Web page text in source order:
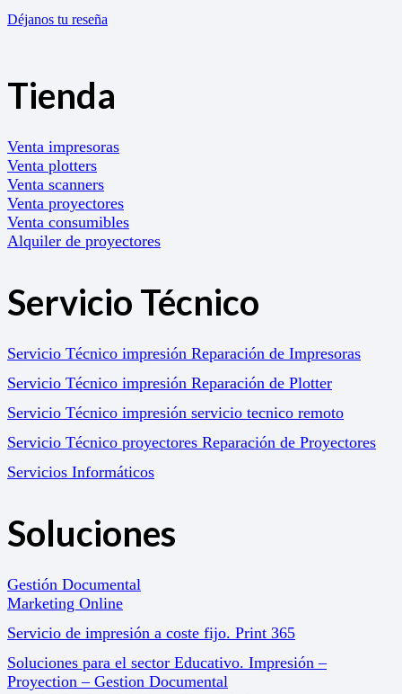
Déjanos tu reseña
Tienda
Venta impresoras
Venta plotters
Venta scanners
Venta proyectores
Venta consumibles
Alquiler de proyectores
Servicio Técnico
Servicio Técnico impresión Reparación de Impresoras
Servicio Técnico impresión Reparación de Plotter
Servicio Técnico impresión servicio tecnico remoto
Servicio Técnico proyectores Reparación de Proyectores
Servicios Informáticos
Soluciones
Gestión Documental
Marketing Online
Servicio de impresión a coste fijo. Print 365
Soluciones para el sector Educativo. Impresión –
Proyection – Gestion Documental